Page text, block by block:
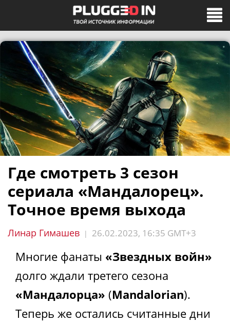
Где смотреть 3 сезон
сериала «Мандалорец».
Точное время выхода
Линар Гимашев | 26.02.2023, 16:35 GMT+3
Многие фанаты «Звездных войн»
долго ждали третего сезона
«Мандалорца» (Mandalorian).
Теперь же остались считанные дни